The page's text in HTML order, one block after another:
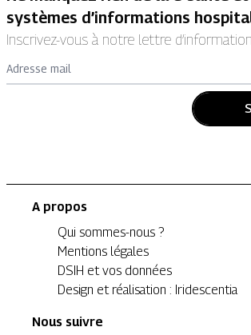
systèmes d’informations
Inscrivez-vous à notre lettre
Adresse mail
A propos
Qui sommes-nous ?
Mentions légales
DSIH et vos données
Design et réalisation : Iridescentia
Nous suivre